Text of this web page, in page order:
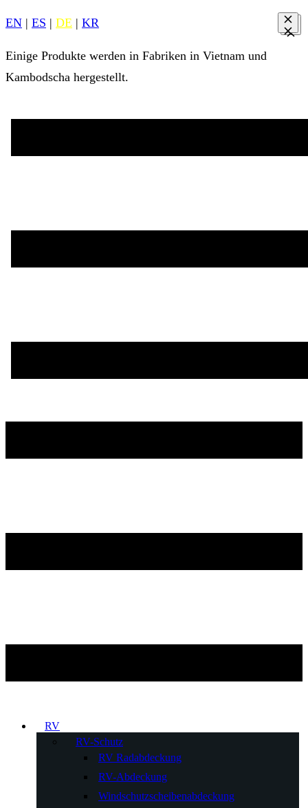
EN | ES | DE | KR
Einige Produkte werden in Fabriken in Vietnam und
Kambodscha hergestellt.
RV
RV-Schutz
RV Radabdeckung
RV-Abdeckung
Windschutzscheibenabdeckung